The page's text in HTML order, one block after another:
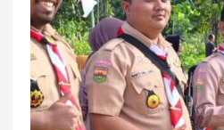
b
o
o
k
A
p
p
r
a
m
n
g
er